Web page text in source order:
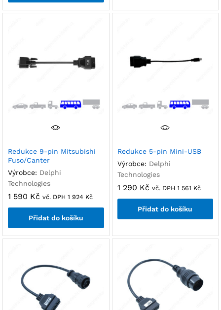
Redukce 9-pin Mitsubishi
Fuso/Canter
Výrobce: Delphi
Technologies
1 590 Kč vč. DPH 1 924 Kč
Přidat do košíku
Redukce 5-pin Mini-USB
Výrobce: Delphi
Technologies
1 290 Kč vč. DPH 1 561 Kč
Přidat do košíku